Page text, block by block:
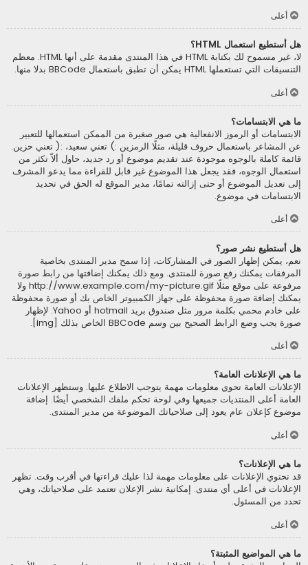
أعلى
هل أستطيع استعمال HTML؟
لا، غير مسموح لك بكتابة HTML في هذا المنتدى مقدمة على أنها HTML. معظم
التنسيقات التي تستعملها HTML يمكن أن تطبق باستعمال BBCode بدلا منها.
أعلى
ما هي الابتسامات؟
الابتسامات أو الرموز الانفعالية هي صور صغيرة من الممكن استعمالها للتعبير
عن المشاعر باستعمال حروف قليلة، مثلًا الرمزين :) تعني سعيد، :( تعني حزين.
قائمة كاملة بالوجوه موجودة عند تقديم موضوع أو رد جديد، حاول ألاّ تكثر من
استعمال الوجوه، فقد يجعل هذا الموضوع غير قابل للقراءة مما يدعو المشرف
إلى تعديل الموضوع أو حتى إزالته تمامًا، مدير الموقع له الحق في تحديد
الابتسامات في موضوع.
أعلى
هل أستطيع نشر صور؟
نعم، يمكن إظهار الصور في المشاركات، إذا سمح مدير المنتدى بخاصية
المرفقات يمكنك رفع صورة للمنتدى. ومع ذلك يمكنك إضافتها من رابط صورة
مرفوعة على موقع مثلًا http://www.example.com/my-picture.gif ولا
يمكنك إضافة صورة محفوظة على جهاز الكمبيوتر الخاص بك أو صورة محفوظة
على خادم محمي بكلمة مرور مثل صندوق بريد hotmail أو Yahoo. لإظهار
صورة يجب وضع الرابط الصحيح بين وسم BBCode الخاص بذلك [img].
أعلى
ما هي الإعلانات العامة؟
الإعلانات العامة تحوي معلومات مهمة يتوجب الاطلاع عليها. وستظهر الإعلانات
العامة أعلى المنتديات جميعها وفي لوحة تحكم ملفك الشخصي أيضًا. إضافة
موضوع كإعلان عام يعود إلى صلاحياتك الموضوعة من مدير المنتدى.
أعلى
ما هي الإعلانات؟
قد تحتوي الإعلانات على معلومات مهمة لذا عليك قراءتها في أقرب وقت. تظهر
الإعلانات في أعلى أي منتدى. إمكانية نشر الإعلان تعتمد على صلاحياتك، وهي
تحدد من المسئول.
أعلى
ما هي المواضيع المثبتة؟